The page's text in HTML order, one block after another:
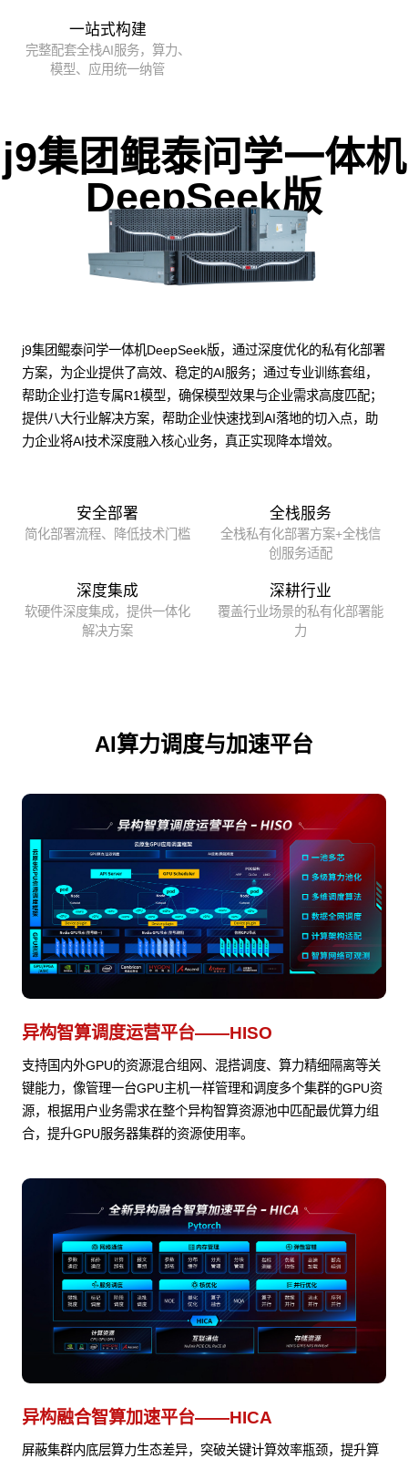
一站式构建
完整配套全栈AI服务，算力、
模型、应用统一纳管
j9集团鲲泰问学一体机
DeepSeek版
j9集团鲲泰问学一体机DeepSeek版，通过深度优化的私有化部署
方案，为企业提供了高效、稳定的AI服务；通过专业训练套组，
帮助企业打造专属R1模型，确保模型效果与企业需求高度匹配；
提供八大行业解决方案，帮助企业快速找到AI落地的切入点，助
力企业将AI技术深度融入核心业务，真正实现降本增效。
安全部署
简化部署流程、降低技术门槛
全栈服务
全栈私有化部署方案+全栈信
创服务适配
深度集成
软硬件深度集成，提供一体化
解决方案
深耕行业
覆盖行业场景的私有化部署能
力
AI算力调度与加速平台
异构智算调度运营平台——HISO
支持国内外GPU的资源混合组网、混搭调度、算力精细隔离等关
键能力，像管理一台GPU主机一样管理和调度多个集群的GPU资
源，根据用户业务需求在整个异构智算资源池中匹配最优算力组
合，提升GPU服务器集群的资源使用率。
异构融合智算加速平台——HICA
屏蔽集群内底层算力生态差异，突破关键计算效率瓶颈，提升算